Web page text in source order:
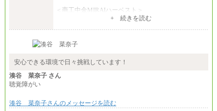
＜商工中金MIRAIハーベスト＞
+ 続きを読む
安心できる環境で日々挑戦しています！
湊谷 菜奈子 さん
聴覚障がい
湊谷 菜奈子さんのメッセージを読む